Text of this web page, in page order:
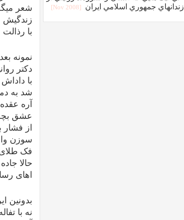
شعر
زندگیش
با رذالت
نمونه
دکتر
با
شد به
آره
عشق
از فشار
سوزن
فک طلای
حالا
اهای
بدونین
نه با
زندانهاي جمهوري اسلامي ايران
[2008 Nov]